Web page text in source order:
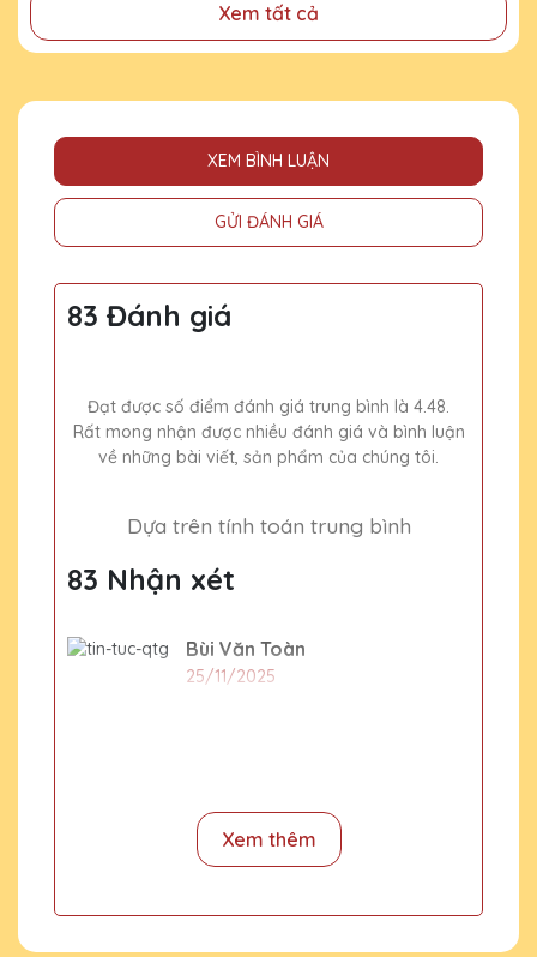
Xem tất cả
XEM BÌNH LUẬN
GỬI ĐÁNH GIÁ
83 Đánh giá
Đạt được số điểm đánh giá trung bình là 4.48.
Rất mong nhận được nhiều đánh giá và bình luận
về những bài viết, sản phẩm của chúng tôi.
Dựa trên tính toán trung bình
83 Nhận xét
Bùi Văn Toàn
25/11/2025
Vũ Văn Khoa
nhưng Quà Tặng Pha Lê QTG vẫn là sự lựa
Xem thêm